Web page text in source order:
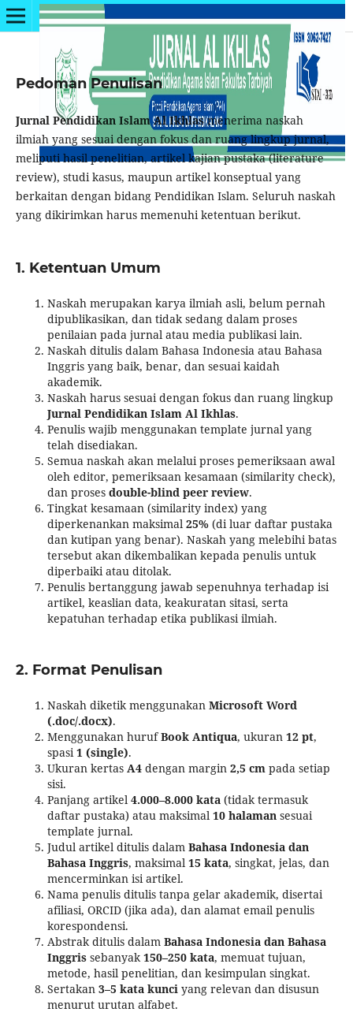
Pedoman Penulisan
Jurnal Pendidikan Islam Al Ikhlasmenerima naskah
ilmiah yang sesuai dengan fokus dan ruang lingkup jurnal,
meliputi hasil penelitian, artikel kajian pustaka (literature
review), studi kasus, maupun artikel konseptual yang
berkaitan dengan bidang Pendidikan Islam. Seluruh naskah
yang dikirimkan harus memenuhi ketentuan berikut.
1. Ketentuan Umum
Naskah merupakan karya ilmiah asli, belum pernah
dipublikasikan, dan tidak sedang dalam proses
penilaian pada jurnal atau media publikasi lain.
Naskah ditulis dalam Bahasa Indonesia atau Bahasa
Inggris yang baik, benar, dan sesuai kaidah
akademik.
Naskah harus sesuai dengan fokus dan ruang lingkup
Jurnal Pendidikan Islam Al Ikhlas.
Penulis wajib menggunakan template jurnal yang
telah disediakan.
Semua naskah akan melalui proses pemeriksaan awal
oleh editor, pemeriksaan kesamaan (similarity check),
dan proses double-blind peer review.
Tingkat kesamaan (similarity index) yang
diperkenankan maksimal 25%(di luar daftar pustaka
dan kutipan yang benar). Naskah yang melebihi batas
tersebut akan dikembalikan kepada penulis untuk
diperbaiki atau ditolak.
Penulis bertanggung jawab sepenuhnya terhadap isi
artikel, keaslian data, keakuratan sitasi, serta
kepatuhan terhadap etika publikasi ilmiah.
2. Format Penulisan
Naskah diketik menggunakan Microsoft Word
(.doc/.docx).
Menggunakan hurufBook Antiqua, ukuran 12 pt,
spasi1 (single).
Ukuran kertas A4dengan margin 2,5 cmpada setiap
sisi.
Panjang artikel 4.000–8.000 kata(tidak termasuk
daftar pustaka) atau maksimal 10 halamansesuai
template jurnal.
Judul artikel ditulis dalam Bahasa Indonesia dan
Bahasa Inggris, maksimal 15 kata, singkat, jelas, dan
mencerminkan isi artikel.
Nama penulis ditulis tanpa gelar akademik, disertai
afiliasi, ORCID (jika ada), dan alamat email penulis
korespondensi.
Abstrak ditulis dalam Bahasa Indonesia dan Bahasa
Inggrissebanyak150–250 kata, memuat tujuan,
metode, hasil penelitian, dan kesimpulan singkat.
Sertakan 3–5 kata kunciyang relevan dan disusun
menurut urutan alfabet.